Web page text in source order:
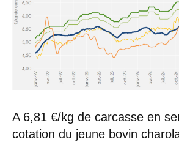
A 6,81 €/kg de carcasse en
cotation du jeune bovin